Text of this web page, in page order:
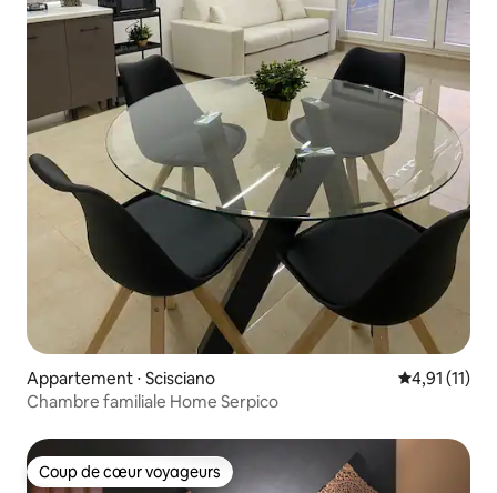
Appartement ⋅ Scisciano Évaluation
4,91 (11)
Chambre familiale Home Serpico
Coup de cœur voyageurs
Coup de cœur voyageurs